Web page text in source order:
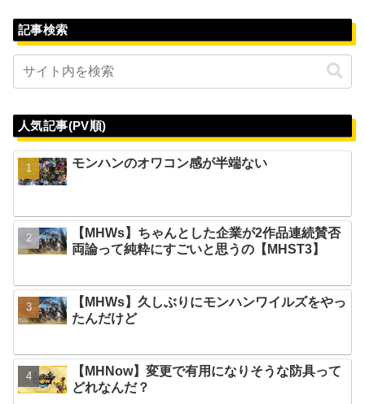
記事検索
人気記事(PV順)
モンハンのオワコン感が半端ない
【MHWs】ちゃんとした企業が2作品連続賛否
両論って純粋にすごいと思うの【MHST3】
【MHWs】久しぶりにモンハンワイルズをやっ
たんだけど
【MHNow】変更で有用になりそうな防具って
どれなんだ？